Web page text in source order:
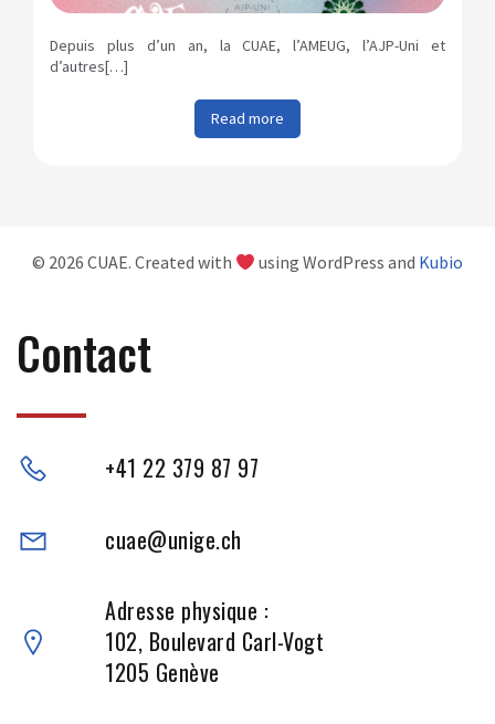
Depuis plus d’un an, la CUAE, l’AMEUG, l’AJP-Uni et
d’autres[…]
Read more
© 2026 CUAE. Created with using WordPress and Kubio
Contact
+41 22 379 87 97
cuae@unige.ch
Adresse physique :
102, Boulevard Carl-Vogt
1205 Genève